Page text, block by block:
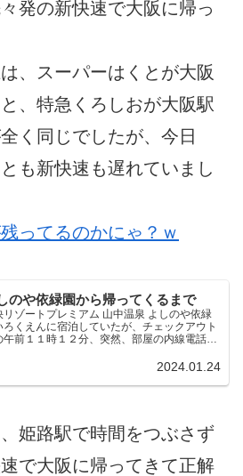
発の新快速で大阪に帰っ
、スーパーはくとが大阪
、特急くろしおが大阪駅
く同じでしたが、今日
も新快速も遅れていまし
ってるのかにゃ？ｗ
のや依緑園から帰ってくるまで
リゾートプレミアム 山中温泉 よしのや依緑
ろくえんに宿泊していたが、チェックアウト
午前１１時１２分、突然、部屋の内線電話が
る。（湯快リゾートはチェックアウト時間は
2024.01.24
姫路駅で時間をつぶさず
で大阪に帰ってきて正解